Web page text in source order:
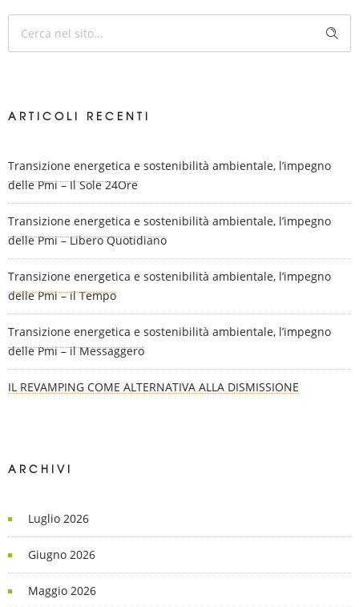
ARTICOLI RECENTI
Transizione energetica e sostenibilità ambientale, l’impegno
delle Pmi – Il Sole 24Ore
Transizione energetica e sostenibilità ambientale, l’impegno
delle Pmi – Libero Quotidiano
Transizione energetica e sostenibilità ambientale, l’impegno
delle Pmi – il Tempo
Transizione energetica e sostenibilità ambientale, l’impegno
delle Pmi – il Messaggero
IL REVAMPING COME ALTERNATIVA ALLA DISMISSIONE
ARCHIVI
Luglio 2026
Giugno 2026
Maggio 2026